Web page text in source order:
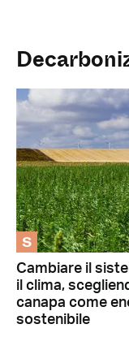
S
Cambiare il
il clima,
canapa come
sostenibile